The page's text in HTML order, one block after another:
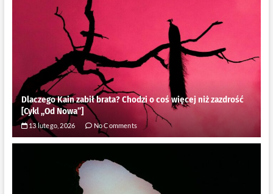
Dlaczego Kain zabił brata? Chodzi o coś więcej niż zazdrość
[Cykl ,,Od Nowa”]
13 lutego, 2026 No Comments